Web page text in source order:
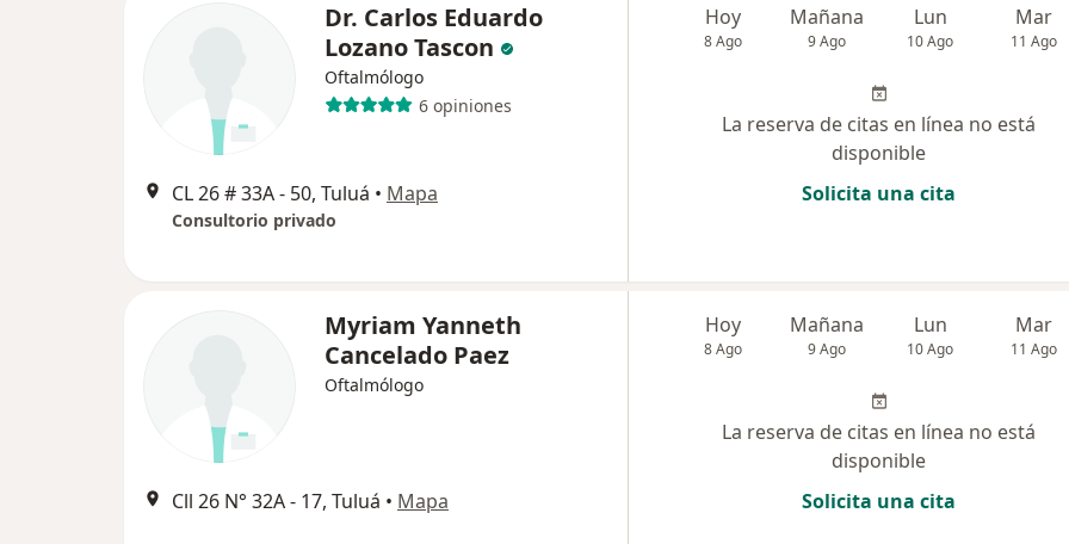
Dr. Carlos Eduardo
Lozano Tascon
Oftalmólogo
6 opiniones
CL 26 # 33A ‐ 50, Tuluá • Mapa
Consultorio privado
Hoy
8 Ago
Mañana
9 Ago
Lun
10 Ago
Mar
11 Ago
La reserva de citas en línea no está
disponible
Solicita una cita
Myriam Yanneth
Cancelado Paez
Oftalmólogo
Cll 26 N° 32A - 17, Tuluá • Mapa
Hoy
8 Ago
Mañana
9 Ago
Lun
10 Ago
Mar
11 Ago
La reserva de citas en línea no está
disponible
Solicita una cita